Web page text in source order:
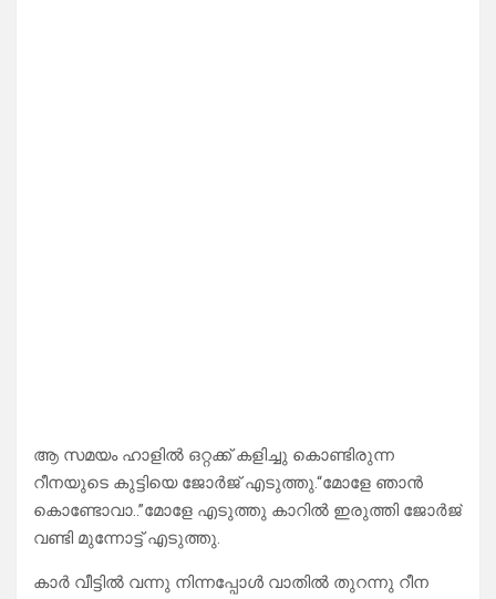
ആ സമയം ഹാളിൽ ഒറ്റക്ക് കളിച്ചു കൊണ്ടിരുന്ന
റീനയുടെ കുട്ടിയെ ജോർജ് എടുത്തു.“മോളേ ഞാൻ
കൊണ്ടോവാ..”മോളേ എടുത്തു കാറിൽ ഇരുത്തി ജോർജ്
വണ്ടി മുന്നോട്ട് എടുത്തു.
കാർ വീട്ടിൽ വന്നു നിന്നപ്പോൾ വാതിൽ തുറന്നു റീന